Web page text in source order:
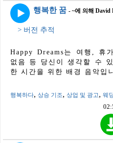
행복한 꿈 - ~에 의해 David
> 버전 추적
Happy Dreams는 여행, 휴
없음 등 당신이 생각할 수
한 시간을 위한 배경 음악입
행복하다, 상승 기조, 상업 및 광고 , 웨